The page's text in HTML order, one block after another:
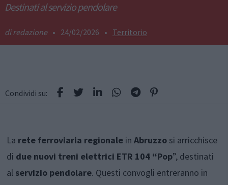
Destinati al servizio pendolare
redazione • 24/02/2026 • Territorio
Condividi su:
La rete ferroviaria regionale inAbruzzo si arricchisce
di due nuovi treni elettrici ETR 104 “Pop”, destinati
al servizio pendolare. Questi convogli entreranno in